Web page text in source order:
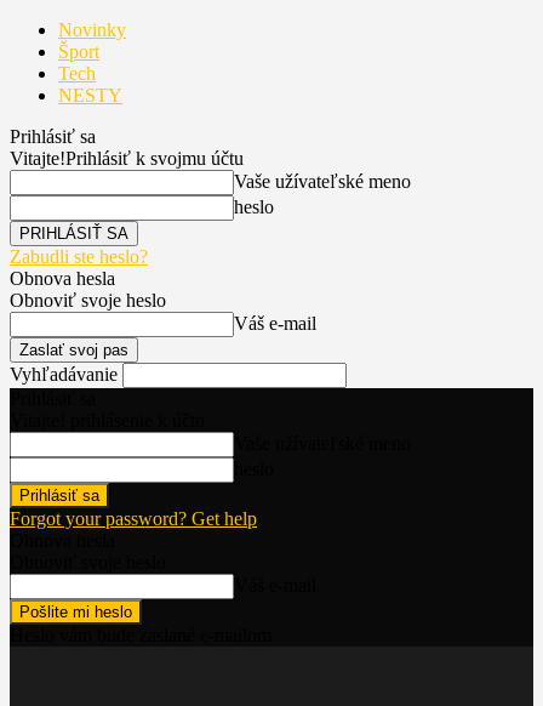
Novinky
Šport
Tech
NESTY
Prihlásiť sa
Vitajte!Prihlásiť k svojmu účtu
Vaše užívateľské meno
heslo
Zabudli ste heslo?
Obnova hesla
Obnoviť svoje heslo
Váš e-mail
Vyhľadávanie
Forgot your password? Get help